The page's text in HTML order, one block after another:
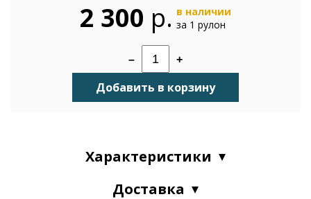
2 300 р. в наличии
за 1 рулон
– +
Добавить в корзину
Характеристики
Доставка